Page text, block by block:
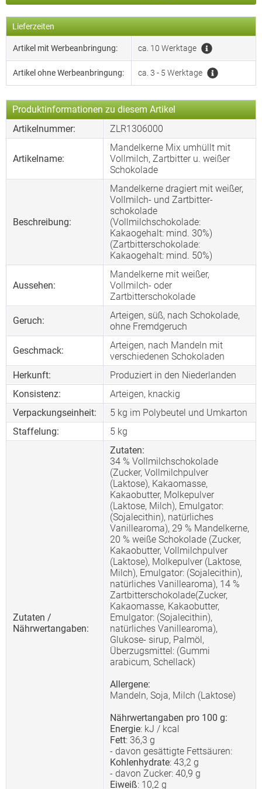
Lieferzeiten
Artikel mit Werbeanbringung: ca. 10 Werktage
Artikel ohne Werbeanbringung: ca. 3 - 5 Werktage
Produktinformationen zu diesem Artikel
Artikelnummer:
ZLR1306000
Artikelname:
Mandelkerne Mix umhüllt mit
Vollmilch, Zartbitter u. weißer
Schokolade
Beschreibung:
Mandelkerne dragiert mit weißer,
Vollmilch- und Zartbitter-
schokolade
(Vollmilchschokolade:
Kakaogehalt: mind. 30%)
(Zartbitterschokolade:
Kakaogehalt: mind. 50%)
Aussehen:
Mandelkerne mit weißer,
Vollmilch- oder
Zartbitterschokolade
Geruch:
Arteigen, süß, nach Schokolade,
ohne Fremdgeruch
Geschmack:
Arteigen, nach Mandeln mit
verschiedenen Schokoladen
Herkunft:
Produziert in den Niederlanden
Konsistenz:
Arteigen, knackig
Verpackungseinheit:
5 kg im Polybeutel und Umkarton
Staffelung:
5 kg
Zutaten /
Nährwertangaben:
Zutaten:
34 % Vollmilchschokolade
(Zucker, Vollmilchpulver
(Laktose), Kakaomasse,
Kakaobutter, Molkepulver
(Laktose, Milch), Emulgator:
(Sojalecithin), natürliches
Vanillearoma), 29 % Mandelkerne,
20 % weiße Schokolade (Zucker,
Kakaobutter, Vollmilchpulver
(Laktose), Molkepulver (Laktose,
Milch), Emulgator: (Sojalecithin),
natürliches Vanillearoma), 14 %
Zartbitterschokolade(Zucker,
Kakaomasse, Kakaobutter,
Emulgator: (Sojalecithin),
natürliches Vanillearoma),
Glukose- sirup, Palmöl,
Überzugsmittel: (Gummi
arabicum, Schellack)
Allergene:
Mandeln, Soja, Milch (Laktose)
Nährwertangaben pro 100 g:
Energie: kJ / kcal
Fett: 36,3 g
- davon gesättigte Fettsäuren:
Kohlenhydrate: 43,2 g
- davon Zucker: 40,9 g
Eiweiß: 10,2 g